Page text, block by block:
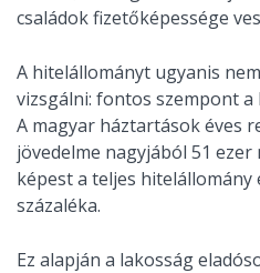
családok fizetőképessége
A hitelállományt ugyanis
vizsgálni: fontos szempont
A magyar háztartások éves
jövedelme nagyjából 51
képest a teljes
százaléka.
Ez alapján a lakosság